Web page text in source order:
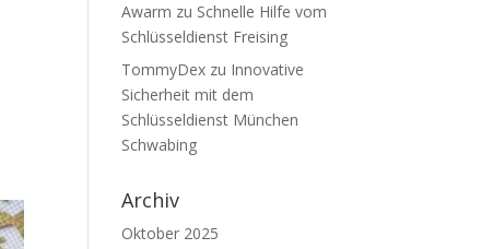
Awarm zu Schnelle Hilfe vom
Schlüsseldienst Freising
TommyDex zu Innovative
Sicherheit mit dem
Schlüsseldienst München
Schwabing
Archiv
Oktober 2025